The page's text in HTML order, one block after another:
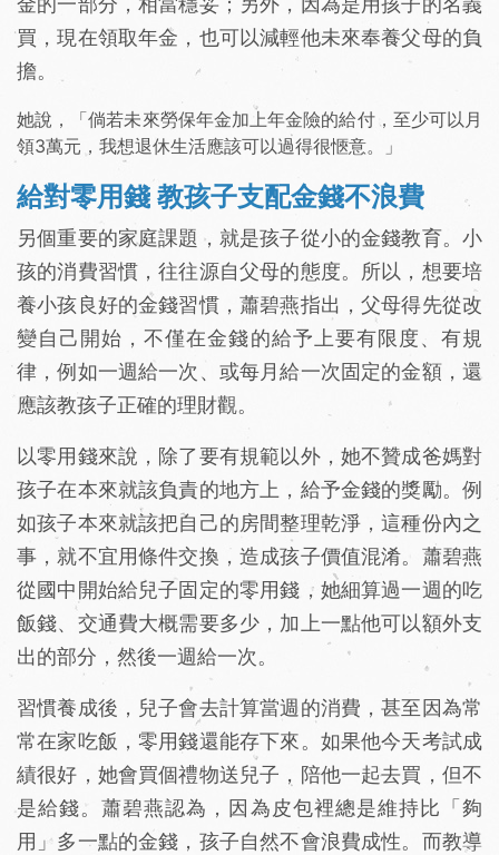
買，現在領取年金，也可以減輕他未來奉養父母的負
擔。
她說，「倘若未來勞保年金加上年金險的給付，至少可以月
領3萬元，我想退休生活應該可以過得很愜意。」
給對零用錢 教孩子支配金錢不浪費
另個重要的家庭課題，就是孩子從小的金錢教育。小
孩的消費習慣，往往源自父母的態度。所以，想要培
養小孩良好的金錢習慣，蕭碧燕指出，父母得先從改
變自己開始，不僅在金錢的給予上要有限度、有規
律，例如一週給一次、或每月給一次固定的金額，還
應該教孩子正確的理財觀。
以零用錢來說，除了要有規範以外，她不贊成爸媽對
孩子在本來就該負責的地方上，給予金錢的獎勵。例
如孩子本來就該把自己的房間整理乾淨，這種份內之
事，就不宜用條件交換，造成孩子價值混淆。蕭碧燕
從國中開始給兒子固定的零用錢，她細算過一週的吃
飯錢、交通費大概需要多少，加上一點他可以額外支
出的部分，然後一週給一次。
習慣養成後，兒子會去計算當週的消費，甚至因為常
常在家吃飯，零用錢還能存下來。如果他今天考試成
績很好，她會買個禮物送兒子，陪他一起去買，但不
是給錢。蕭碧燕認為，因為皮包裡總是維持比「夠
用」多一點的金錢，孩子自然不會浪費成性。而教導